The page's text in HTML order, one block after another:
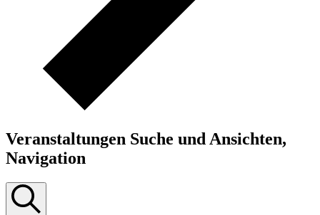
Veranstaltungen Suche und Ansichten,
Navigation